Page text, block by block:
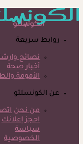
روابط سريعة
نصائح
أخبار صحة
الأمومة
عن الكونسلتو
من نحن
احجز إعلانك
سياسة
الخصوصية